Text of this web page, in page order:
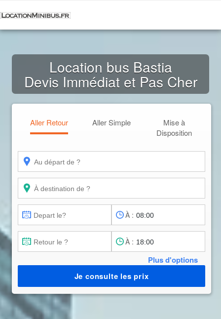
Location bus Bastia
Devis Immédiat et Pas Cher
Aller Retour Aller Simple
Mise à
Disposition
À :
À :
Plus d'options
Je consulte les prix